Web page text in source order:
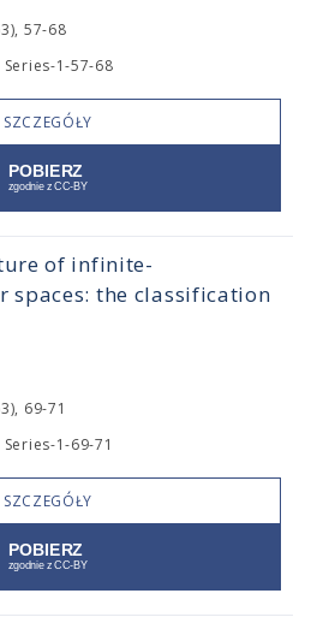
57-68
1-57-68
SZCZEGÓŁY
of infinite-
spaces: the classification
69-71
1-69-71
SZCZEGÓŁY